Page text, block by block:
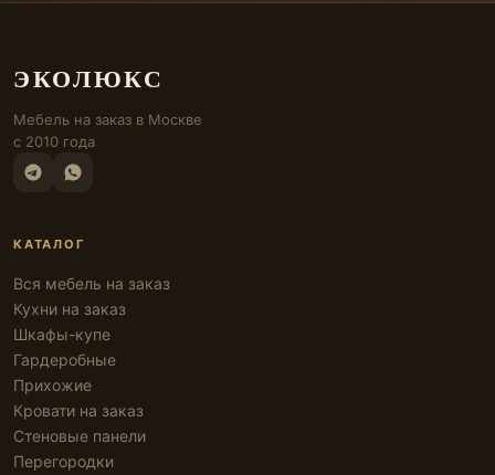
ЭКОЛЮКС
Мебель на заказ в Москве
с 2010 года
КАТАЛОГ
Вся мебель на заказ
Кухни на заказ
Шкафы-купе
Гардеробные
Прихожие
Кровати на заказ
Стеновые панели
Перегородки